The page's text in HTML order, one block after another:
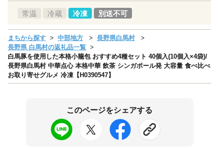
常温 冷蔵 冷凍 別送不可
まちから探す 中部地方
長野県白馬村
長野県 白馬村の返礼品一覧
白馬豚を使用した本格小籠包 おすすめ4種セット 40個入(10個入×4袋)/
長野県白馬村 中華点心 本格中華 飲茶 シンガポール発 大容量 食べ比べ
お取り寄せグルメ 冷凍【H0390547】
このページをシェアする